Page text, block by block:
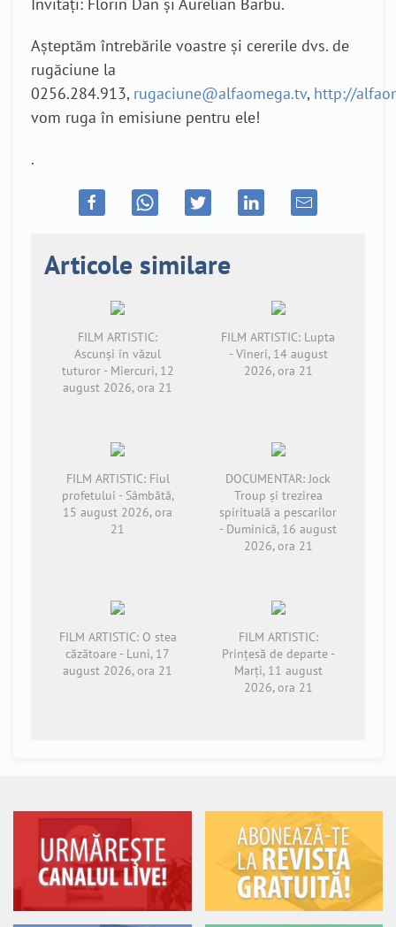
Invitați: Florin Dan și Aurelian Barbu.
Așteptăm întrebările voastre și cererile dvs. de
rugăciune la
0256.284.913, rugaciune@alfaomega.tv, http://
vom ruga în emisiune pentru ele!
.
Articole similare
FILM ARTISTIC:
Ascunși în văzul
tuturor - Miercuri, 12
august 2026, ora 21
FILM ARTISTIC: Lupta
- Vineri, 14 august
2026, ora 21
FILM ARTISTIC: Fiul
profetului - Sâmbătă,
15 august 2026, ora
21
DOCUMENTAR: Jock
Troup și trezirea
spirituală a pescarilor
- Duminică, 16 august
2026, ora 21
FILM ARTISTIC: O stea
căzătoare - Luni, 17
august 2026, ora 21
FILM ARTISTIC:
Prințesă de departe -
Marți, 11 august
2026, ora 21